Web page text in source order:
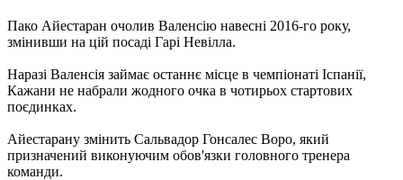
Пако Айестаран очолив Валенсію навесні 2016-го року,
змінивши на цій посаді Гарі Невілла.
Наразі Валенсія займає останнє місце в чемпіонаті Іспанії,
Кажани не набрали жодного очка в чотирьох стартових
поєдинках.
Айестарану змінить Сальвадор Гонсалес Воро, який
призначений виконуючим обов'язки головного тренера
команди.